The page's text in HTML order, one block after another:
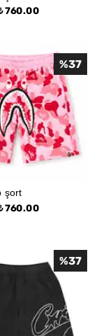
760.00
şort
760.00
%37
%37